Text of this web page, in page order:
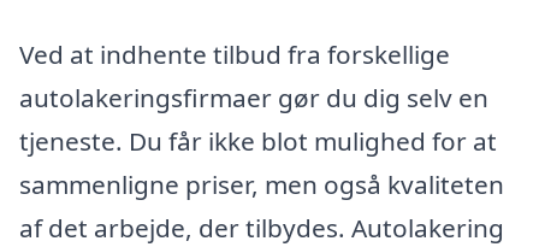
Ved at indhente tilbud fra forskellige
autolakeringsfirmaer gør du dig selv en
tjeneste. Du får ikke blot mulighed for at
sammenligne priser, men også kvaliteten
af det arbejde, der tilbydes. Autolakering